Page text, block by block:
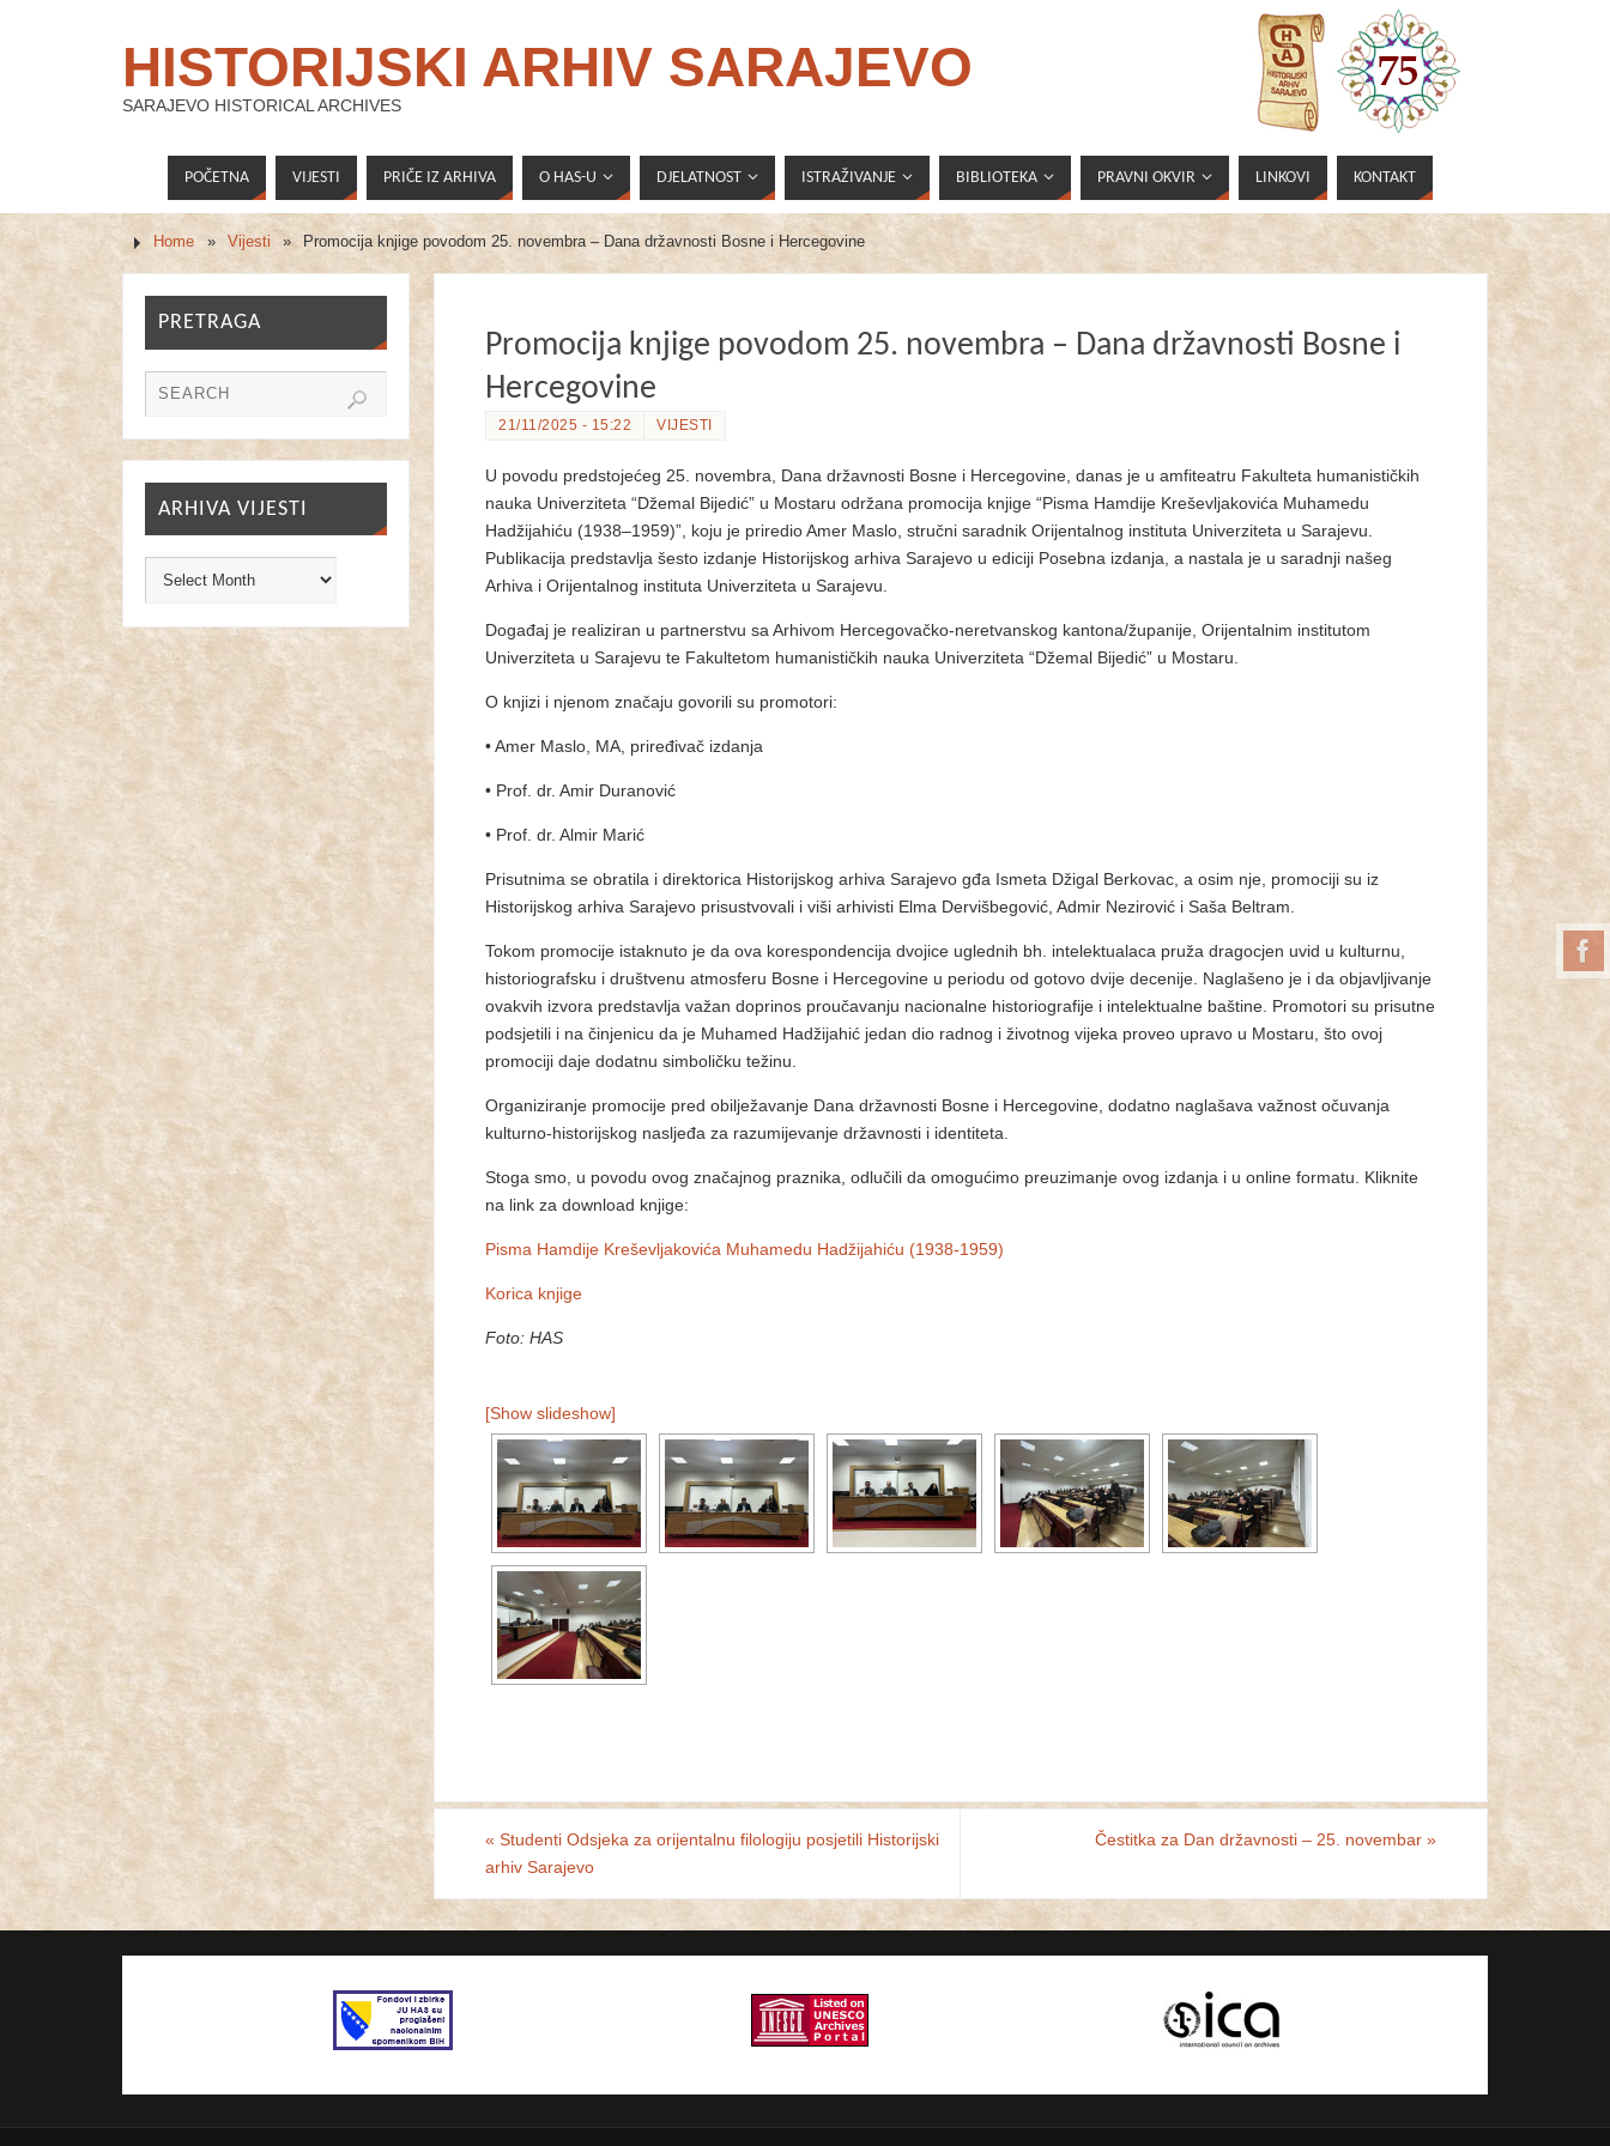
HISTORIJSKI ARHIV SARAJEVO
SARAJEVO HISTORICAL ARCHIVES
POČETNA VIJESTI PRIČE IZ ARHIVA O HAS-U DJELATNOST ISTRAŽIVANJE BIBLIOTEKA PRAVNI OKVIR LINKOVI KONTAKT
Home » Vijesti » Promocija knjige povodom 25. novembra – Dana državnosti Bosne i Hercegovine
Promocija knjige povodom 25. novembra – Dana državnosti Bosne i
Hercegovine
21/11/2025 - 15:22 VIJESTI
U povodu predstojećeg 25. novembra, Dana državnosti Bosne i Hercegovine, danas je u amfiteatru Fakulteta humanističkih
nauka Univerziteta “Džemal Bijedić” u Mostaru održana promocija knjige “Pisma Hamdije Kreševljakovića Muhamedu
Hadžijahiću (1938–1959)”, koju je priredio Amer Maslo, stručni saradnik Orijentalnog instituta Univerziteta u Sarajevu.
Publikacija predstavlja šesto izdanje Historijskog arhiva Sarajevo u ediciji Posebna izdanja, a nastala je u saradnji našeg
Arhiva i Orijentalnog instituta Univerziteta u Sarajevu.
Događaj je realiziran u partnerstvu sa Arhivom Hercegovačko-neretvanskog kantona/županije, Orijentalnim institutom
Univerziteta u Sarajevu te Fakultetom humanističkih nauka Univerziteta “Džemal Bijedić” u Mostaru.
O knjizi i njenom značaju govorili su promotori:
• Amer Maslo, MA, priređivač izdanja
• Prof. dr. Amir Duranović
• Prof. dr. Almir Marić
Prisutnima se obratila i direktorica Historijskog arhiva Sarajevo gđa Ismeta Džigal Berkovac, a osim nje, promociji su iz
Historijskog arhiva Sarajevo prisustvovali i viši arhivisti Elma Dervišbegović, Admir Nezirović i Saša Beltram.
Tokom promocije istaknuto je da ova korespondencija dvojice uglednih bh. intelektualaca pruža dragocjen uvid u kulturnu,
historiografsku i društvenu atmosferu Bosne i Hercegovine u periodu od gotovo dvije decenije. Naglašeno je i da objavljivanje
ovakvih izvora predstavlja važan doprinos proučavanju nacionalne historiografije i intelektualne baštine. Promotori su prisutne
podsjetili i na činjenicu da je Muhamed Hadžijahić jedan dio radnog i životnog vijeka proveo upravo u Mostaru, što ovoj
promociji daje dodatnu simboličku težinu.
Organiziranje promocije pred obilježavanje Dana državnosti Bosne i Hercegovine, dodatno naglašava važnost očuvanja
kulturno-historijskog nasljeđa za razumijevanje državnosti i identiteta.
Stoga smo, u povodu ovog značajnog praznika, odlučili da omogućimo preuzimanje ovog izdanja i u online formatu. Kliknite
na link za download knjige:
Pisma Hamdije Kreševljakovića Muhamedu Hadžijahiću (1938-1959)
Korica knjige
Foto: HAS
[Show slideshow]
« Studenti Odsjeka za orijentalnu filologiju posjetili Historijski
arhiv Sarajevo
Čestitka za Dan državnosti – 25. novembar »
PRETRAGA
ARHIVA VIJESTI